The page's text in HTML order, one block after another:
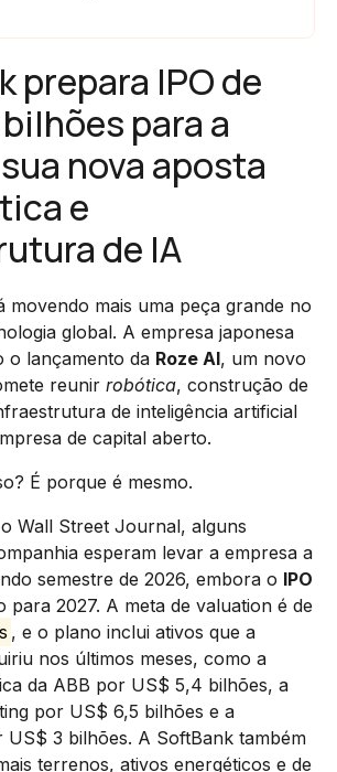
prepara IPO de
para a
nova aposta
e
de IA
movendo mais uma peça grande no
global. A empresa japonesa
o lançamento da Roze AI, um novo
reunir robótica, construção de
de inteligência artificial
de capital aberto.
É porque é mesmo.
Wall Street Journal, alguns
esperam levar a empresa a
semestre de 2026, embora o IPO
para 2027. A meta de valuation é de
, e o plano inclui ativos que a
nos últimos meses, como a
da ABB por US$ 5,4 bilhões, a
por US$ 6,5 bilhões e a
US$ 3 bilhões. A SoftBank também
terrenos, ativos energéticos e de